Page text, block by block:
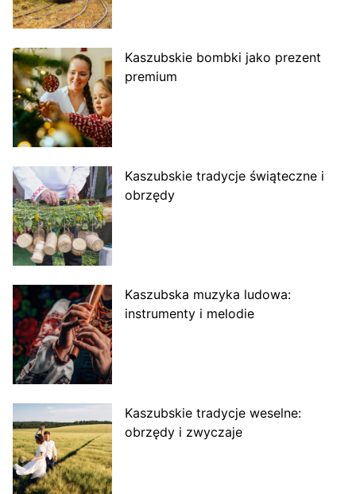
Kaszubskie bombki jako prezent
premium
Kaszubskie tradycje świąteczne i
obrzędy
Kaszubska muzyka ludowa:
instrumenty i melodie
Kaszubskie tradycje weselne:
obrzędy i zwyczaje